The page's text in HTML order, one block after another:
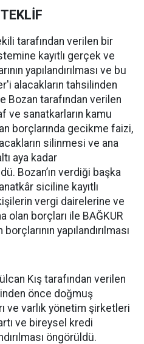
tarafından verilen bir
kayıtlı gerçek ve
yapılandırılması ve bu
alacakların tahsilinden
Bozan tarafından verilen
ve sanatkarların kamu
borçlarında gecikme faizi,
silinmesi ve ana
aya kadar
Bozan’ın verdiği başka
siciline kayıtlı
vergi dairelerine ve
olan borçları ile BAĞKUR
yapılandırılması
Kış tarafından verilen
önce doğmuş
ve varlık yönetim şirketleri
ve bireysel kredi
öngörüldü.